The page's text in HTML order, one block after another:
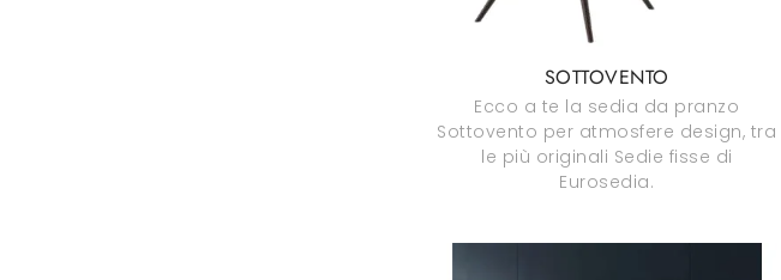
SOTTOVENTO
Ecco a te la sedia da pranzo
Sottovento per atmosfere design, tra
le più originali Sedie fisse di
Eurosedia.